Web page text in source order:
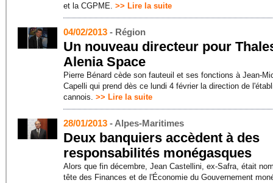
et la CGPME. >> Lire la suite
04/02/2013 - Région
Un nouveau directeur pour
Alenia Space
Pierre Bénard cède son fauteuil et ses fonctions à Jean-
Capelli qui prend dès ce lundi 4 février la direction de
cannois. >> Lire la suite
28/01/2013 - Alpes-Maritimes
Deux banquiers accèdent à des
responsabilités monégasques
Alors que fin décembre, Jean Castellini, ex-Safra, était
tête des Finances et de l'Économie du Gouvernement